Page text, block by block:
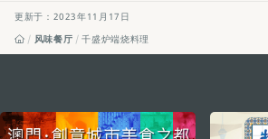
更新于：2023年11月17日
风味餐厅
千盛炉端烧料理
external links